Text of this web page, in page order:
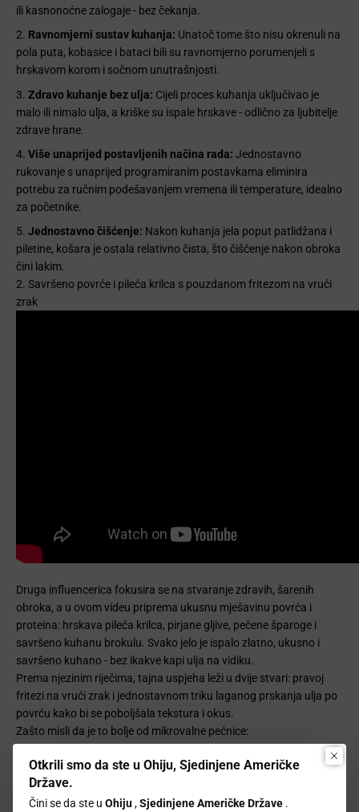
ili kasnonoćne zalogaje - bez čekanja.
Ravnomjerni sustav kuhanja: Unatoč tome što nisu okrenuli na
pola puta, kobasice i bataci bili su ravnomjerno porumenjeli s
hrskavom korom i sočnom unutrašnjosti.
Zdravo kuhanje bez ulja: Cijeli proces kuhanja uključivao je
malo ili nimalo ulja, a kriške su ispale hrskave - odlično za ljubitelje
zdrave hrane.
Više unaprijed postavljenih načina rada: Jednostavno
rukovanje s unaprijed programiranim postavkama eliminira
potrebu za ručnim podešavanjem vremena ili temperature, idealno
za početnike.
Jednostavno čišćenje: Nakon kuhanja jela poput patlidžana i
piletine, košara je ostala relativno čista, što čišćenje nakon obroka
čini lakim.
2. Savršeno povrće i pileća krilca s pouzdanom fritezom na vrući
zrak
Druga influencerica fokusira se na stvaranje zdravih, šarenih
obroka, a u ovom videu priprema ukusnu mješavinu povrća i
proteina: hrskava pileća krilca, pirjane gljive, pečene šparoge i
savršeno kuhanu brokulu. Svako jelo je ispalo zlatno, ukusno i
savršeno kuhano - bez ikakve kapi ulja na vidiku.
Prema njezinim riječima, tajna uspjeha leži u dvije stvari: pravoj
fritezi na vrući zrak i jednostavnom triku laganog prskanja ulja po
povrću kako bi se poboljšala tekstura i okus.
Zašto misli da je to bolje od mikrovalne pećnice:
Mikrovalne pećnice su izvrsne za podgrijavanje, ali često kuhaju
povrće na pari u kašu ili isušuju proteine. S ovom fritezom na vrući
zrak uspjela je zadržati hrskavost povrća i postići savršeno
pečena krilca - rezultate koje mikrovalna pećnica jednostavno ne
Otkrili smo da ste u Ohiju, Sjedinjene Američke
Države.
Čini se da ste u Ohiju,Sjedinjene Američke Države .